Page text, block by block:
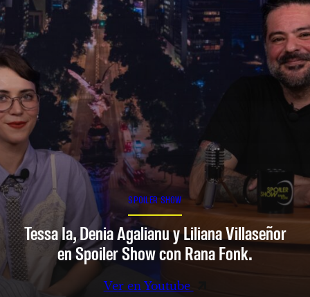
SPOILER SHOW
Tessa Ia, Denia Agalianu y Liliana Villaseñor
en Spoiler Show con Rana Fonk.
Ver en Youtube